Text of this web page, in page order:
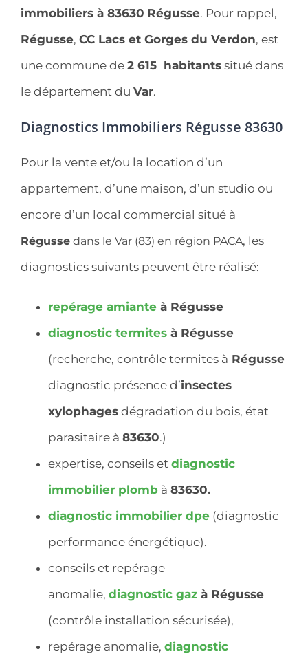
immobiliers à 83630 Régusse. Pour rappel,
Régusse, CC Lacs et Gorges du Verdon, est
une commune de 2 615 habitants situé dans
le département du Var.
Diagnostics Immobiliers Régusse 83630
Pour la vente et/ou la location d’un
appartement, d’une maison, d’un studio ou
encore d’un local commercial situé à
Régusse dans le Var (83) en région PACA, les
diagnostics suivants peuvent être réalisé:
repérage amiante à Régusse
diagnostic termites à Régusse
(recherche, contrôle termites à Régusse
diagnostic présence d’insectes
xylophages dégradation du bois, état
parasitaire à 83630.)
expertise, conseils et diagnostic
immobilier plomb à 83630.
diagnostic immobilier dpe (diagnostic
performance énergétique).
conseils et repérage
anomalie, diagnostic gaz à Régusse
(contrôle installation sécurisée),
repérage anomalie, diagnostic